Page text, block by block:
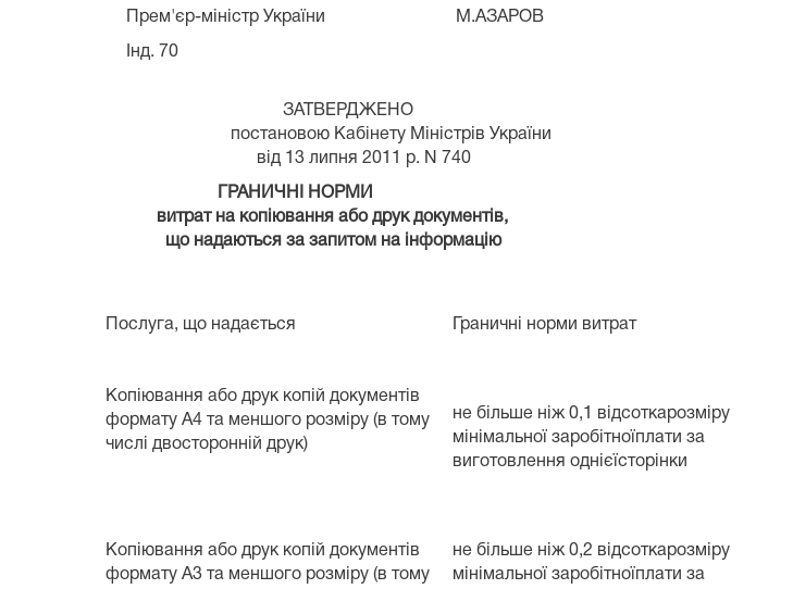
Прем'єр-міністр України М.АЗАРОВ
Інд. 70
ЗАТВЕРДЖЕНО
постановою Кабінету Міністрів України
від 13 липня 2011 р. N 740
ГРАНИЧНІ НОРМИ
витрат на копіювання або друк документів,
що надаються за запитом на інформацію
Послуга, що надається Граничні норми витрат
Копіювання або друк копій документів
формату А4 та меншого розміру (в тому
числі двосторонній друк)
не більше ніж 0,1 відсоткарозміру
мінімальної заробітноїплати за
виготовлення однієїсторінки
Копіювання або друк копій документів
формату А3 та меншого розміру (в тому
не більше ніж 0,2 відсоткарозміру
мінімальної заробітноїплати за